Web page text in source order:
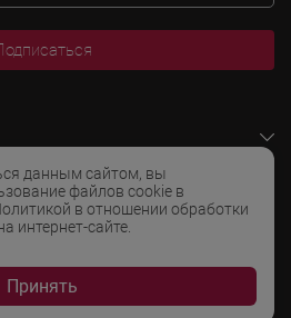
данным сайтом, вы
файлов cookie в
в отношении обработки
интернет-сайте.
Принять